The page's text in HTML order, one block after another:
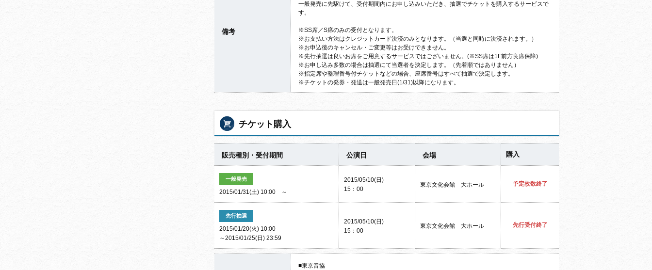
備考
一般発売に先駆けて、受付期間内にお申し込みいただき、抽選でチケットを購入するサービスで
す。
※SS席／S席のみの受付となります。
※お支払い方法はクレジットカード決済のみとなります。（当選と同時に決済されます。）
※お申込後のキャンセル・ご変更等はお受けできません。
※先行抽選は良いお席をご用意するサービスではございません。(※SS席は1F前方良席保障)
※お申し込み多数の場合は抽選にて当選者を決定します。（先着順ではありません）
※指定席や整理番号付チケットなどの場合、座席番号はすべて抽選で決定します。
※チケットの発券・発送は一般発売日(1/31)以降になります。
チケット購入
販売種別・受付期間 公演日 会場 購入
一般発売
2015/01/31(土) 10:00 ～
2015/05/10(日)
15：00
東京文化会館 大ホール 予定枚数終了
先行抽選
2015/01/20(火) 10:00
～2015/01/25(日) 23:59
2015/05/10(日)
15：00
東京文化会館 大ホール 先行受付終了
■東京音協